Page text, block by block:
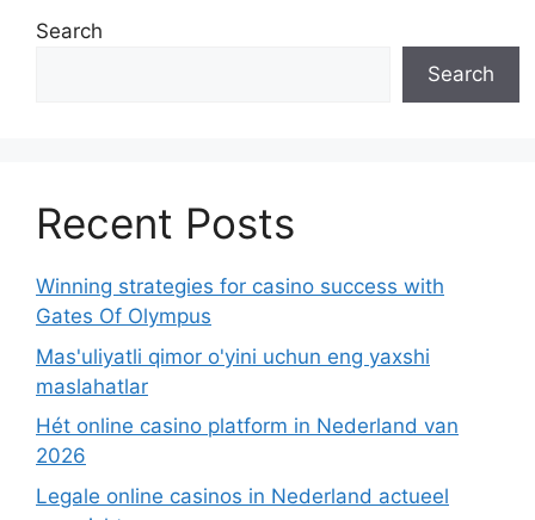
Search
Search
Recent Posts
Winning strategies for casino success with
Gates Of Olympus
Mas'uliyatli qimor o'yini uchun eng yaxshi
maslahatlar
Hét online casino platform in Nederland van
2026
Legale online casinos in Nederland actueel